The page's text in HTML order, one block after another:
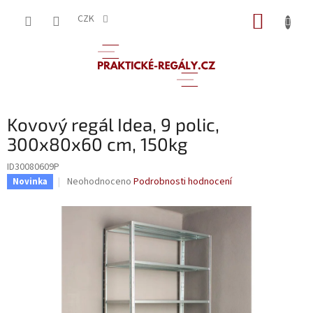
CZK
Kovový regál Idea, 9 polic,
300x80x60 cm, 150kg
ID30080609P
Novinka
Průměrné
produktu
hvězdiček.
Neohodnoceno Podrobnosti hodnocení